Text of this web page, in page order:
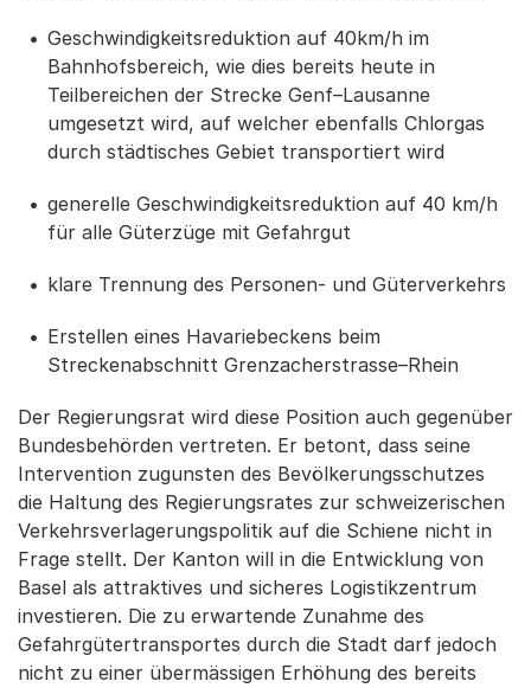
Geschwindigkeitsreduktion auf 40km/h im
Bahnhofsbereich, wie dies bereits heute in
Teilbereichen der Strecke Genf–Lausanne
umgesetzt wird, auf welcher ebenfalls Chlorgas
durch städtisches Gebiet transportiert wird
generelle Geschwindigkeitsreduktion auf 40 km/h
für alle Güterzüge mit Gefahrgut
klare Trennung des Personen- und Güterverkehrs
Erstellen eines Havariebeckens beim
Streckenabschnitt Grenzacherstrasse–Rhein
Der Regierungsrat wird diese Position auch gegenüber
Bundesbehörden vertreten. Er betont, dass seine
Intervention zugunsten des Bevölkerungsschutzes
die Haltung des Regierungsrates zur schweizerischen
Verkehrsverlagerungspolitik auf die Schiene nicht in
Frage stellt. Der Kanton will in die Entwicklung von
Basel als attraktives und sicheres Logistikzentrum
investieren. Die zu erwartende Zunahme des
Gefahrgütertransportes durch die Stadt darf jedoch
nicht zu einer übermässigen Erhöhung des bereits